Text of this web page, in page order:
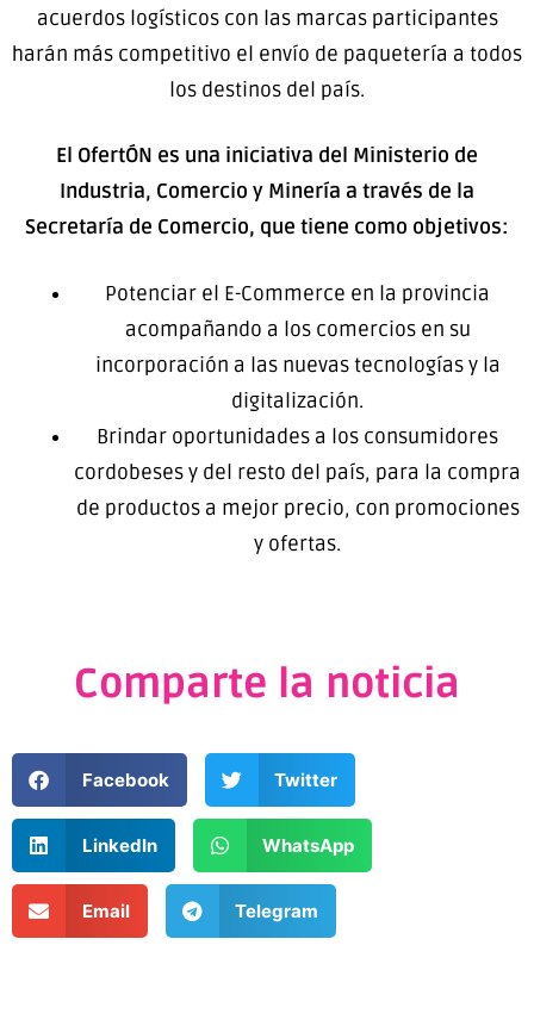
acuerdos logísticos con las marcas participantes
harán más competitivo el envío de paquetería a todos
los destinos del país.
El OfertÓN es una iniciativa del Ministerio de
Industria, Comercio y Minería a través de la
Secretaría de Comercio, que tiene como objetivos:
Potenciar el E-Commerce en la provincia
acompañando a los comercios en su
incorporación a las nuevas tecnologías y la
digitalización.
Brindar oportunidades a los consumidores
cordobeses y del resto del país, para la compra
de productos a mejor precio, con promociones
y ofertas.
Comparte la noticia
Facebook Twitter
LinkedIn WhatsApp
Email Telegram